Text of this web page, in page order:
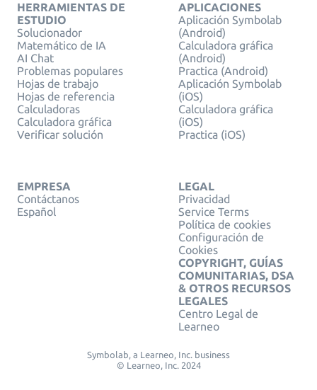
HERRAMIENTAS DE
ESTUDIO
Solucionador
Matemático de IA
AI Chat
Problemas populares
Hojas de trabajo
Hojas de referencia
Calculadoras
Calculadora gráfica
Verificar solución
APLICACIONES
Aplicación Symbolab
(Android)
Calculadora gráfica
(Android)
Practica (Android)
Aplicación Symbolab
(iOS)
Calculadora gráfica
(iOS)
Practica (iOS)
EMPRESA
Contáctanos
Español
LEGAL
Privacidad
Service Terms
Política de cookies
Configuración de
Cookies
COPYRIGHT, GUÍAS
COMUNITARIAS, DSA
& OTROS RECURSOS
LEGALES
Centro Legal de
Learneo
Symbolab, a Learneo, Inc. business
© Learneo, Inc. 2024